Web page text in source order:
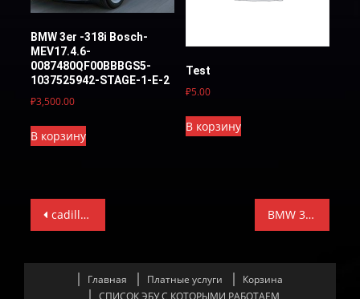
BMW 3er -318i Bosch-
MEV17.4.6-
0087480QF00BBBGS5-
1037525942-STAGE-1-E-2
₽3,500.00
В корзину
Test
₽5.00
В корзину
Навигация
записям
cadillac SRX 3.0-STAGE-1-E-2 (ИДЕНТЫ В ОПИСАНИИ) BMW 3er -318i Bosch-MEV17.4.6-0087480QF00BBBGS5-1037525942-STAGE-1-E-2
Главная Платные услуги
Корзина
СПИСОК ЭБУ С КОТОРЫМИ РАБОТАЕМ